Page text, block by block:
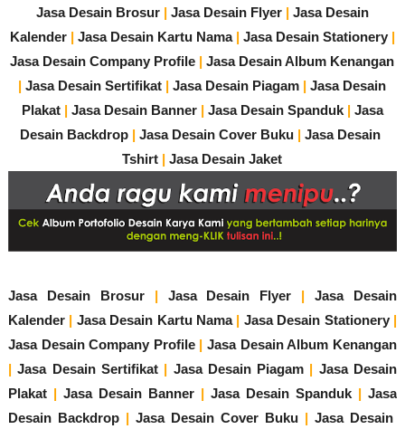
Jasa Desain Brosur| Jasa Desain Flyer| Jasa Desain
Kalender| Jasa Desain Kartu Nama| Jasa Desain Stationery|
Jasa Desain Company Profile |Jasa Desain Album Kenangan
|Jasa Desain Sertifikat |Jasa Desain Piagam |Jasa Desain
Plakat| Jasa Desain Banner| Jasa Desain Spanduk| Jasa
Desain Backdrop |Jasa Desain Cover Buku |Jasa Desain
Tshirt |Jasa Desain Jaket
Jasa Desain Brosur| Jasa Desain Flyer |Jasa Desain
Kalender| Jasa Desain Kartu Nama| Jasa Desain Stationery|
Jasa Desain Company Profile|Jasa Desain Album Kenangan
|Jasa Desain Sertifikat| Jasa Desain Piagam | Jasa Desain
Plakat| Jasa Desain Banner| Jasa Desain Spanduk |Jasa
Desain Backdrop| Jasa Desain Cover Buku |Jasa Desain